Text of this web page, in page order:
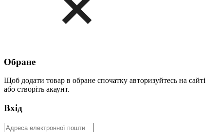
Обране
Щоб додати товар в обране спочатку авторизуйтесь на сайті
або створіть акаунт.
Вхід